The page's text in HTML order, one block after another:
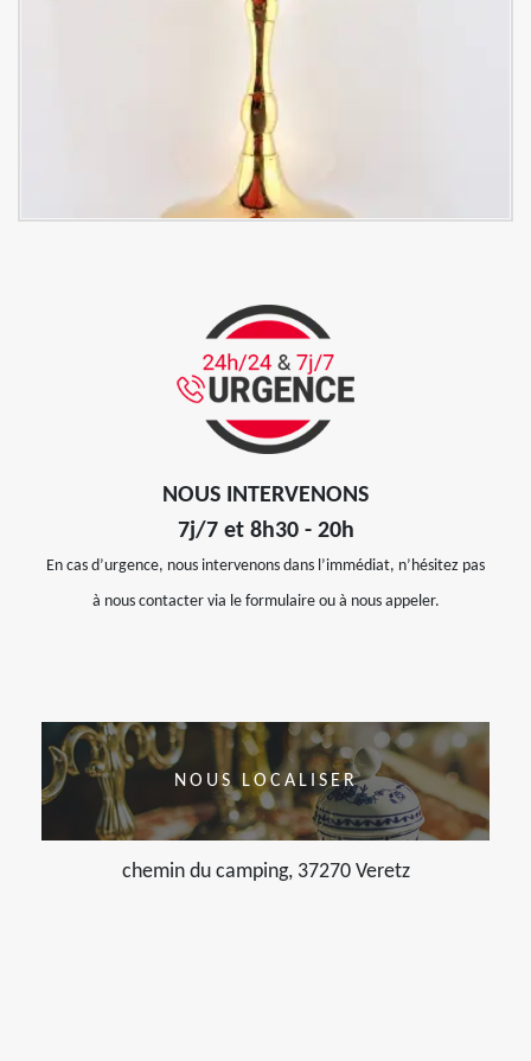
NOUS INTERVENONS
7j/7 et 8h30 - 20h
En cas d’urgence, nous intervenons dans l’immédiat, n’hésitez pas
à nous contacter via le formulaire ou à nous appeler.
NOUS LOCALISER
chemin du camping, 37270 Veretz